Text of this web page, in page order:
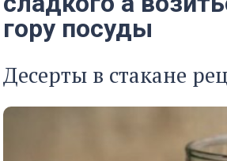
гору посуды
Десерты в стакане